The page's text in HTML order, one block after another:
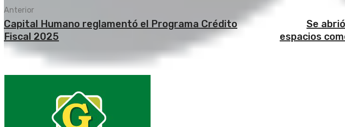
Anterior
Capital Humano reglamentó el Programa Crédito
Fiscal 2025
Se
espacios